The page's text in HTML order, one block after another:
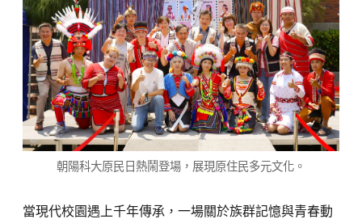
朝陽科大原民日熱鬧登場，展現原住民多元文化。
當現代校園遇上千年傳承，一場關於族群記憶與青春動